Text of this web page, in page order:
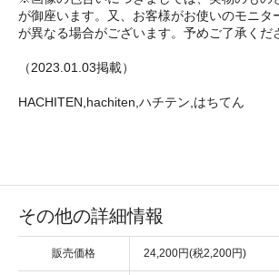
が御座います。又、お客様がお使いのモニタ
が異なる場合がございます。予めご了承くだ
（2023.01.03掲載）
HACHITEN,hachiten,ハチテン,はちてん
その他の詳細情報
販売価格 24,200円(税2,200円)